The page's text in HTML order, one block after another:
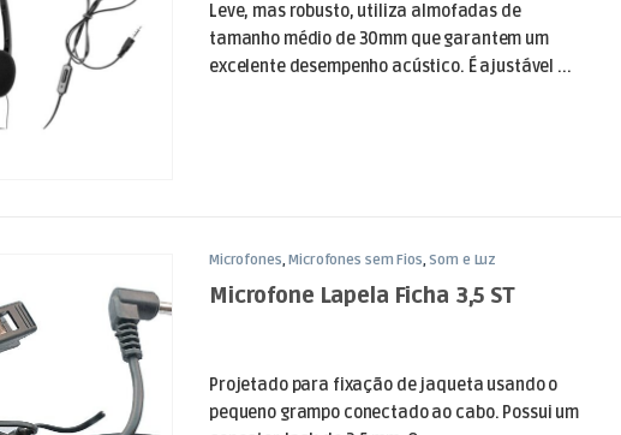
Leve, mas robusto, utiliza almofadas de
tamanho médio de 30mm que garantem um
excelente desempenho acústico. É ajustável ...
Microfones,Microfones sem Fios,Som e Luz
Microfone Lapela Ficha 3,5 ST
Projetado para fixação de jaqueta usando o
pequeno grampo conectado ao cabo. Possui um